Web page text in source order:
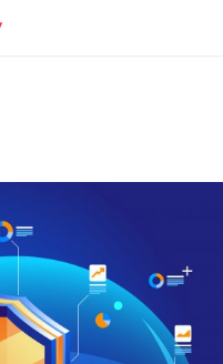
di Kaspersky